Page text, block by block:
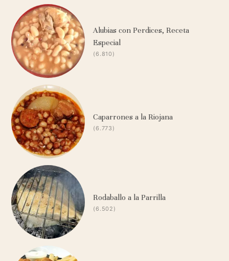
Alubias con Perdices, Receta
Especial
(6.810)
Caparrones a la Riojana
(6.773)
Rodaballo a la Parrilla
(6.502)